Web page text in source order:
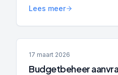
lening, maar ook bij het
Lees meer
17 maart 2026
Budgetbeheer